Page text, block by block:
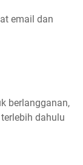
email dan
berlangganan,
dahulu